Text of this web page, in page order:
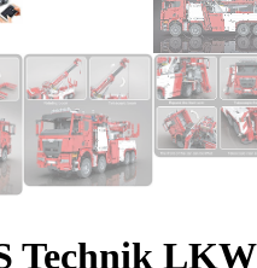
Technik LKW